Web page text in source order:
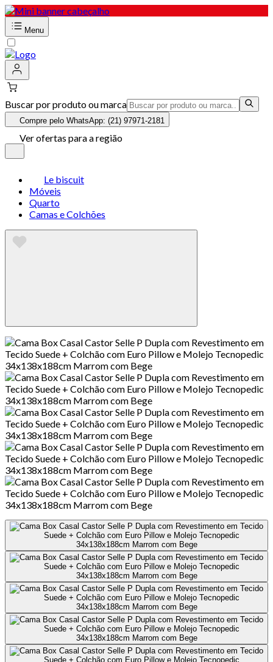
Menu
Buscar por produto ou marca
Compre pelo WhatsApp: (21) 97971-2181
Ver ofertas para a região
Le biscuit
Móveis
Quarto
Camas e Colchões